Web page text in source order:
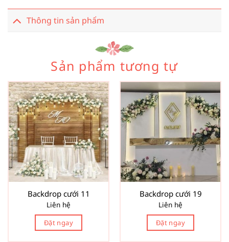
Thông tin sản phẩm
Sản phẩm tương tự
Backdrop cưới 11
Liên hệ
Đặt ngay
Backdrop cưới 19
Liên hệ
Đặt ngay